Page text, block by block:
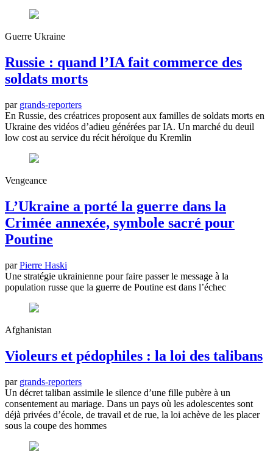
Guerre Ukraine
Russie : quand l’IA fait commerce des
soldats morts
par grands-reporters
En Russie, des créatrices proposent aux familles de soldats morts en
Ukraine des vidéos d’adieu générées par IA. Un marché du deuil
low cost au service du récit héroïque du Kremlin
Vengeance
L’Ukraine a porté la guerre dans la
Crimée annexée, symbole sacré pour
Poutine
parPierre Haski
Une stratégie ukrainienne pour faire passer le message à la
population russe que la guerre de Poutine est dans l’échec
Afghanistan
Violeurs et pédophiles : la loi des talibans
par grands-reporters
Un décret taliban assimile le silence d’une fille pubère à un
consentement au mariage. Dans un pays où les adolescentes sont
déjà privées d’école, de travail et de rue, la loi achève de les placer
sous la coupe des hommes